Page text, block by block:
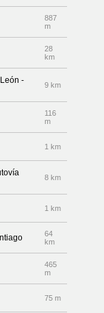
887
m
28
km
-
9 km
116
m
1 km
8 km
1 km
64
km
465
m
75 m